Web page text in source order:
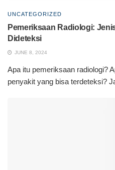
UNCATEGORIZED
Pemeriksaan Radiologi:
Dideteksi
JUNE 8, 2024
Apa itu pemeriksaan radiologi?
penyakit yang bisa terdeteksi?